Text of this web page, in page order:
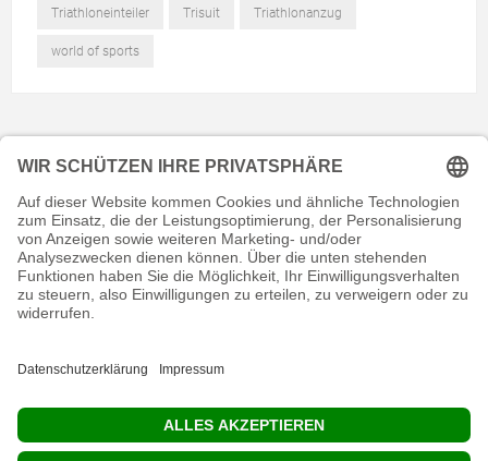
Triathloneinteiler Trisuit Triathlonanzug
world of sports
KONTAKT
RECHTLICHES
INFORMATIVES
MEIN KONTO